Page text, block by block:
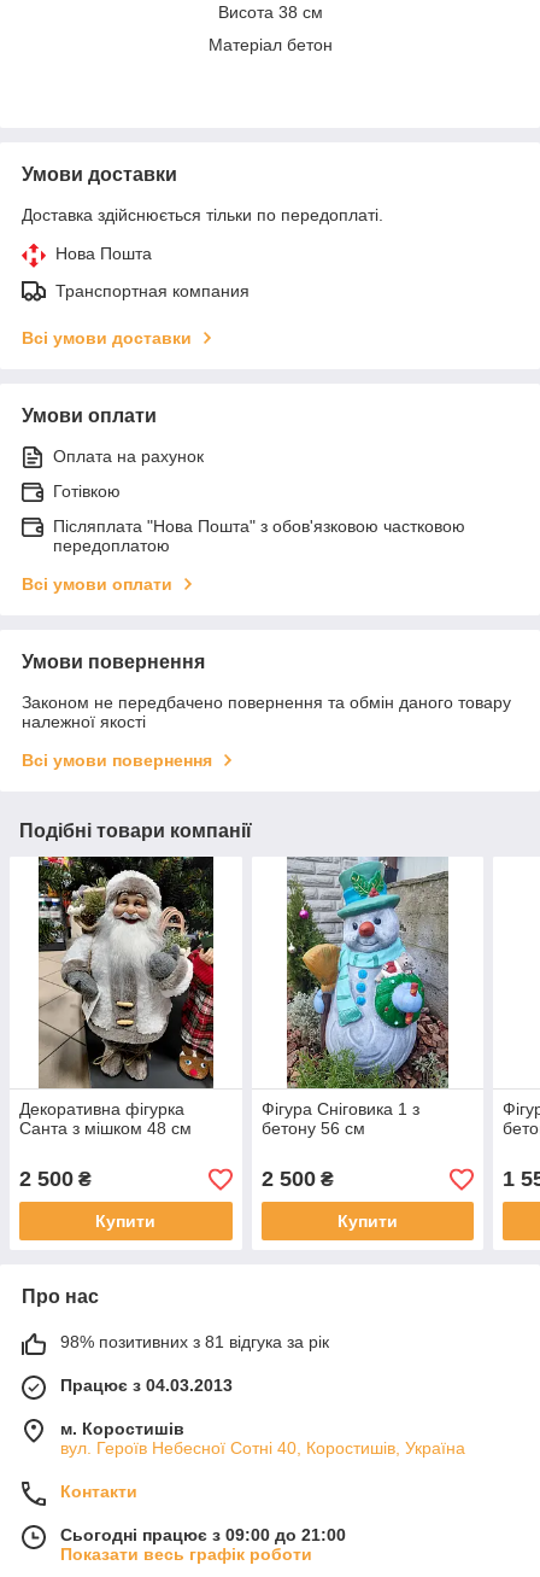
Висота 38 см
Матеріал бетон
Умови доставки
Доставка здійснюється тільки по передоплаті.
Нова Пошта
Транспортная компания
Всі умови доставки
Умови оплати
Оплата на рахунок
Готівкою
Післяплата "Нова Пошта" з обов'язковою частковою
передоплатою
Всі умови оплати
Умови повернення
Законом не передбачено повернення та обмін даного товару
належної якості
Всі умови повернення
Подібні товари компанії
Декоративна фігурка
Санта з мішком 48 см
2 500 ₴
Купити
Фігура Сніговика 1 з
бетону 56 см
2 500₴
Купити
1
Про нас
98% позитивних з 81 відгука за рік
Працює з 04.03.2013
м. Коростишів
вул. Героїв Небесної Сотні 40, Коростишів, Україна
Контакти
Сьогодні працює з 09:00 до 21:00
Показати весь графік роботи